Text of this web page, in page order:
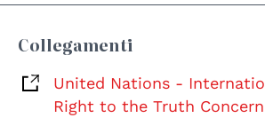
Collegamenti
United Nations -
Right to the Truth